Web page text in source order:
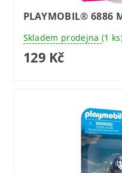
PLAYMOBIL® 6886
Skladem prodejna (1
129 Kč